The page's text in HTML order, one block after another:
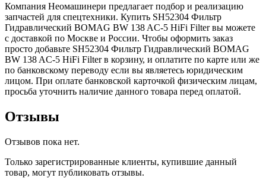
Компания Неомашинери предлагает подбор и реализацию
запчастей для спецтехники. Купить SH52304 Фильтр
Гидравлический BOMAG BW 138 AC-5 HiFi Filter вы можете
с доставкой по Москве и России. Чтобы оформить заказ
просто добавьте SH52304 Фильтр Гидравлический BOMAG
BW 138 AC-5 HiFi Filter в корзину, и оплатите по карте или же
по банковскому переводу если вы являетесь юридическим
лицом. При оплате банковской карточкой физическим лицам,
просьба уточнить наличие данного товара перед оплатой.
Отзывы
Отзывов пока нет.
Только зарегистрированные клиенты, купившие данный
товар, могут публиковать отзывы.